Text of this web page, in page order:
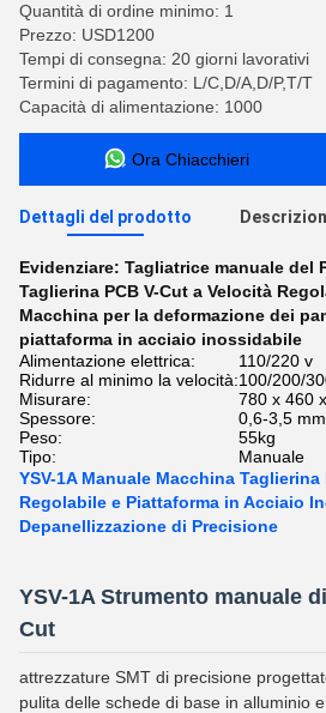
Quantità di ordine minimo: 1
Prezzo: USD1200
Tempi di consegna: 20 giorni lavorativi
Termini di pagamento: L/C,D/A,D/P,T/T
Capacità di alimentazione: 1000
Ora Chiacchieri
Dettagli del prodotto
Evidenziare: Tagliatrice manuale del
Taglierina PCB V-Cut a Velocità
Macchina per la deformazione dei
piattaforma in acciaio inossidabile
Alimentazione elettrica:
110/220 v
Ridurre al minimo la velocità:100/200/
Misurare:
780 x 460
Spessore:
0,6-3,5 mm
Peso:
55kg
Tipo:
Manuale
YSV-1A Manuale Macchina
Regolabile e Piattaforma in Acciaio
Depanellizzazione di Precisione
YSV-1A Strumento manuale
Cut
attrezzature SMT di precisione
pulita delle schede di base in alluminio